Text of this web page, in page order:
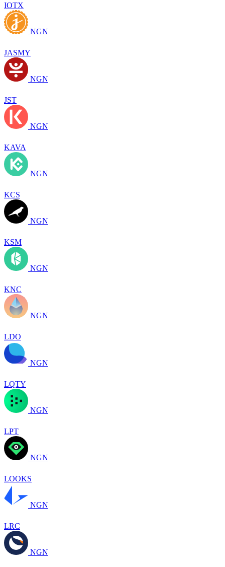
IOTX
NGN
JASMY
NGN
JST
NGN
KAVA
NGN
KCS
NGN
KSM
NGN
KNC
NGN
LDO
NGN
LQTY
NGN
LPT
NGN
LOOKS
NGN
LRC
NGN